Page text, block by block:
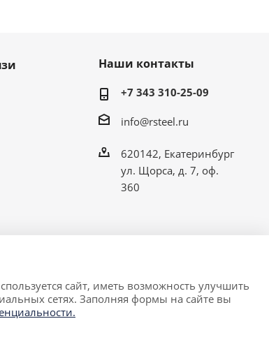
Наши контакты
+7 343 310-25-09
info@rsteel.ru
620142, Екатеринбург
ул. Щорса, д. 7, оф.
360
не является публичной офертой,
сайт, иметь возможность улучшить
сетях. Заполняя формы на сайте вы